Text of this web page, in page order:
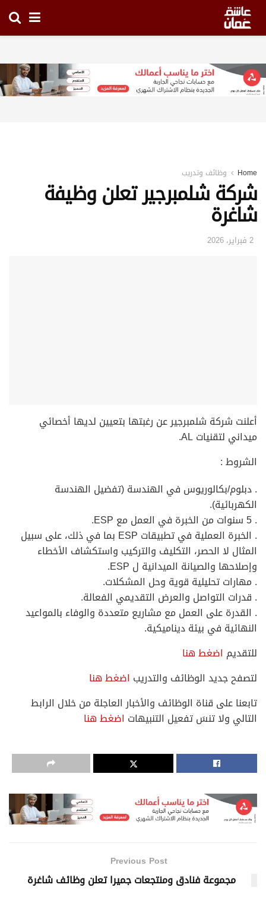
Home وظائف وتدريب
شركة شلمبرجير تعلن وظيفة
شاغرة
2 فبراير، 2026
أعلنت شركة شلمبرجير عن رغبتها بتعيين لديها أخصائي
ميداني لتقنيات AL.
الشروط :
. دبلوم/بكالوريوس في الهندسة (تفضيل الهندسة
الكهربائية).
. 5 سنوات من الخبرة في العمل مع ESP.
. الخبرة العملية في تطبيقات ESP بما في ذلك، على سبيل
المثال لا الحصر، التكليف والتركيب واستكشاف الأخطاء
وإصلاحها والصيانة الميدانية ل ESP.
. مهارات تحليلية قوية وحل المشكلات.
. قدرات التواصل والعرض التقديمي الفعالة.
. القدرة على العمل مع مشاريع متعددة والوفاء بالمواعيد
النهائية في بيئة ديناميكية.
للتقديم اضغط هنا
لتصفح جديد الوظائف والتدريب اضغط هنا
تابعنا على قناة الوظائف والأخبار العاجلة من خلال الرابط
التالي ولا تنسَ تفعيل التنبيهات اضغط هنا
Previous Post
مجموعة فنادق ومنتجعات جميرا تعلن وظائف شاغرة